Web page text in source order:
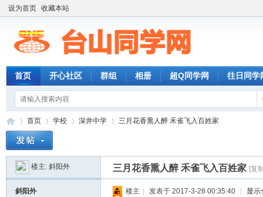
设为首页 收藏本站
首页 开心社区 群组 相册 超Q同学网 往日同学
»
首页
›
学校
›
深井中学 三月花香熏人醉 禾雀飞入百姓家
楼主: 斜阳外 三月花香熏人醉 禾雀飞入百姓家 [复
斜阳外 楼主 发表于 2017-3-28 00:35:40 显示